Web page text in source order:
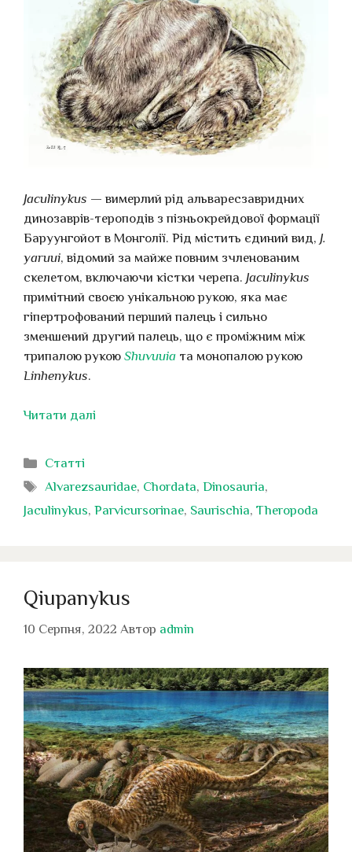
Jaculinykus — вимерлий рід альваресзавридних
динозаврів-тероподів з пізньокрейдової формації
Баруунгойот в Монголії. Рід містить єдиний вид, J.
yaruui, відомий за майже повним зчленованим
скелетом, включаючи кістки черепа. Jaculinykus
примітний своєю унікальною рукою, яка має
гіпертрофований перший палець і сильно
зменшений другий палець, що є проміжним між
трипалою рукою Shuvuuia та монопалою рукою
Linhenykus.
Читати далі
Категорії
Статті
Позначки
Alvarezsauridae, Chordata,Dinosauria,
Jaculinykus, Parvicursorinae, Saurischia, Theropoda
Qiupanykus
10 Серпня, 2022 Автор admin